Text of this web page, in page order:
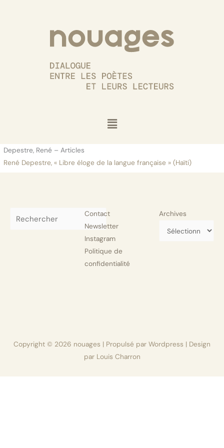
Menu
Depestre, René – Articles
René Depestre, « Libre éloge de la langue française » (Haïti)
Rechercher
Contact
Newsletter
Instagram
Politique de
confidentialité
Archives
Copyright © 2026 nouages | Propulsé par Wordpress | Design
par Louis Charron